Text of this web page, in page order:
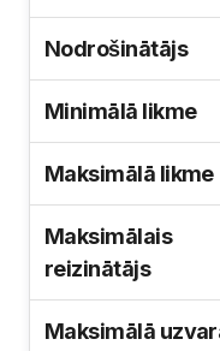
Nodrošinātājs
Minimālā likme
Maksimālā likme
Maksimālais
reizinātājs
Maksimālā